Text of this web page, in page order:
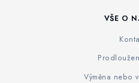
VŠE O
Výměna nebo